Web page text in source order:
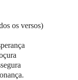
os versos)